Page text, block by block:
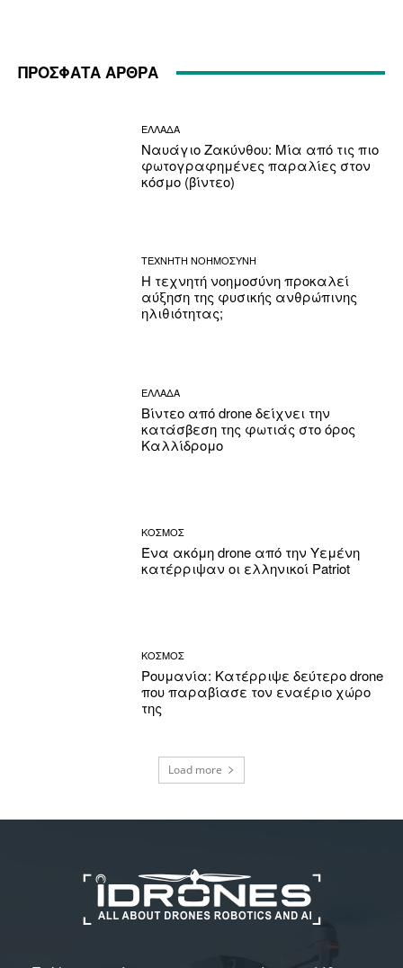
ΠΡΟΣΦΑΤΑ ΑΡΘΡΑ
ΕΛΛΑΔΑ
Ναυάγιο Ζακύνθου: Μία από τις πιο
φωτογραφημένες παραλίες στον
κόσμο (βίντεο)
ΤΕΧΝΗΤΗ ΝΟΗΜΟΣΥΝΗ
Η τεχνητή νοημοσύνη προκαλεί
αύξηση της φυσικής ανθρώπινης
ηλιθιότητας;
ΕΛΛΑΔΑ
Βίντεο από drone δείχνει την
κατάσβεση της φωτιάς στο όρος
Καλλίδρομο
ΚΟΣΜΟΣ
Ένα ακόμη drone από την Υεμένη
κατέρριψαν οι ελληνικοί Patriot
ΚΟΣΜΟΣ
Ρουμανία: Κατέρριψε δεύτερο drone
που παραβίασε τον εναέριο χώρο
της
Load more